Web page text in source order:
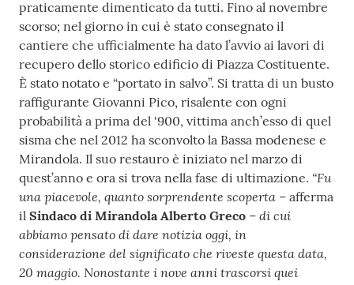
Seguici
su
praticamente dimenticato da tutti. Fino al novembre
scorso; nel giorno in cui è stato consegnato il
cantiere che ufficialmente ha dato l’avvio ai lavori di
recupero dello storico edificio di Piazza Costituente.
È stato notato e “portato in salvo”. Si tratta di un busto
raffigurante Giovanni Pico, risalente con ogni
probabilità a prima del ‘900, vittima anch’esso di quel
sisma che nel 2012 ha sconvolto la Bassa modenese e
Mirandola. Il suo restauro è iniziato nel marzo di
quest’anno e ora si trova nella fase di ultimazione. “Fu
una piacevole, quanto sorprendente scoperta – afferma
il Sindaco di Mirandola Alberto Greco – di cui
abbiamo pensato di dare notizia oggi, in
considerazione del significato che riveste questa data,
20 maggio. Nonostante i nove anni trascorsi quei